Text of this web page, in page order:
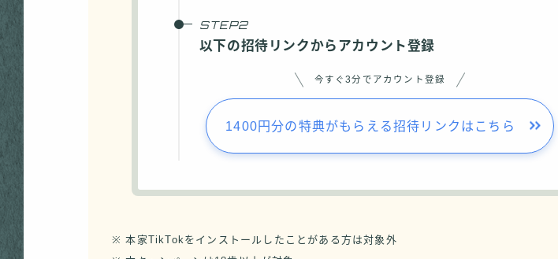
以下の招待リンクからアカウント登録
今すぐ3分でアカウント登録
1400円分の特典がもらえる招待リンクはこちら
※ 本家TikTokをインストールしたことがある方は対象外